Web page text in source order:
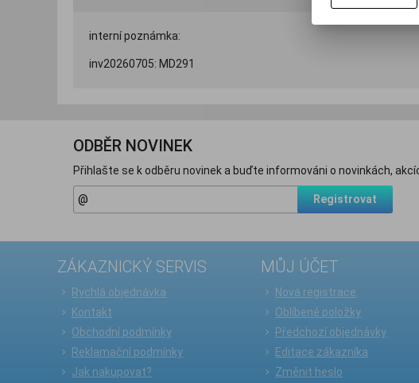
interní poznámka:
inv20260705: MD291
ODBĚR NOVINEK
Přihlašte se k odběru novinek a buďte informováni o novinkách,
Registrovat
ZÁKAZNICKÝ SERVIS
Rychlá objednávka
Kontakt
Obchodní podmínky
Reklamační podmínky
Jak nakupovat?
MŮJ ÚČET
Nová registrace
Oblíbené položky
Předchozí objednávky
Editace zákazníka
Změnit heslo